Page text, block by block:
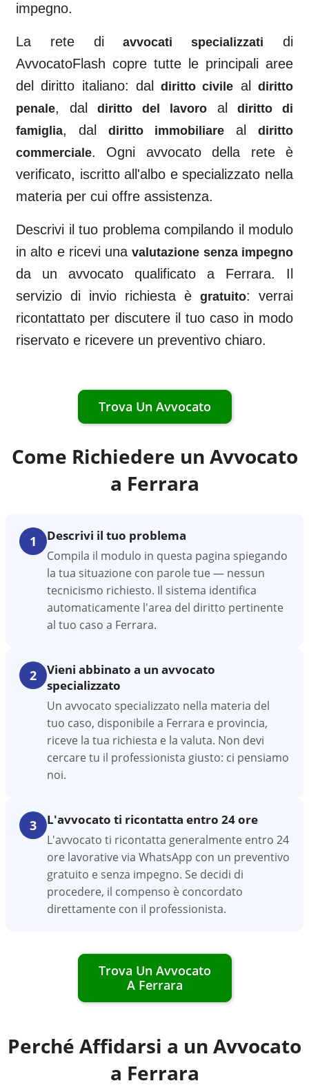
impegno.
La rete diavvocati specializzati
di
AvvocatoFlash copre tutte le principali aree
del diritto italiano: daldiritto civile al
diritto
penale, dal diritto del lavoroal
diritto di
famiglia, dal diritto immobiliare al
diritto
commerciale. Ogni avvocato della rete è
verificato, iscritto all'albo e specializzato nella
materia per cui offre assistenza.
Descrivi il tuo problema compilando il modulo
in alto e ricevi unavalutazione senza impegno
da un avvocato qualificato a Ferrara. Il
servizio di invio richiesta è gratuito: verrai
ricontattato per discutere il tuo caso in modo
riservato e ricevere un preventivo chiaro.
Trova Un Avvocato
Come Richiedere un Avvocato
a Ferrara
1 Descrivi il tuo problema
Compila il modulo in questa pagina spiegando
la tua situazione con parole tue — nessun
tecnicismo richiesto. Il sistema identifica
automaticamente l'area del diritto pertinente
al tuo caso a Ferrara.
2
Vieni abbinato a un avvocato
specializzato
Un avvocato specializzato nella materia del
tuo caso, disponibile a Ferrara e provincia,
riceve la tua richiesta e la valuta. Non devi
cercare tu il professionista giusto: ci pensiamo
noi.
3 L'avvocato ti ricontatta entro 24 ore
L'avvocato ti ricontatta generalmente entro 24
ore lavorative via WhatsApp con un preventivo
gratuito e senza impegno. Se decidi di
procedere, il compenso è concordato
direttamente con il professionista.
Trova Un Avvocato
A Ferrara
Perché Affidarsi a un Avvocato
a Ferrara